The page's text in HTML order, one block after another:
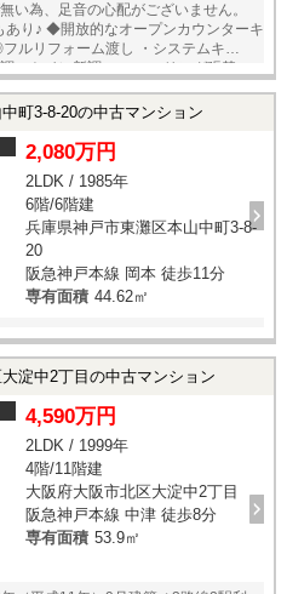
為、足音の心配がございません。
り♪ ◆開放的なオープンカウンターキ
・トイレ新調 ・フローリング張替・
町3-8-20の中古マンション
2,080万円
2LDK / 1985年
6階/6階建
兵庫県神戸市東灘区本山中町3-8-
20
阪急神戸本線 岡本 徒歩11分
専有面積 44.62㎡
淀中2丁目の中古マンション
4,590万円
2LDK / 1999年
4階/11階建
大阪府大阪市北区大淀中2丁目
阪急神戸本線 中津 徒歩8分
専有面積 53.9㎡